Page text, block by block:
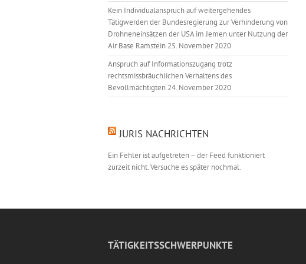
Kein Individualanspruch auf weitergehendes
Tätigwerden der Bundesregierung zur Verhinderung von
Drohneneinsätzen der USA im Jemen unter Nutzung der
Air Base Ramstein 25. November 2020
Anspruch auf Informationszugang trotz
rechtsmissbräuchlichen Verhaltens des
Bevollmächtigten 24. November 2020
JURIS NACHRICHTEN
Ein Fehler ist aufgetreten – der Feed funktioniert
zurzeit nicht. Versuche es später nochmal.
TÄTIGKEITSSCHWERPUNKTE